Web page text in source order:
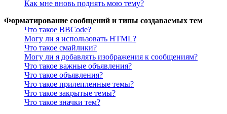
Как мне вновь поднять мою тему?
Форматирование сообщений и типы создаваемых тем
Что такое BBCode?
Могу ли я использовать HTML?
Что такое смайлики?
Могу ли я добавлять изображения к сообщениям?
Что такое важные объявления?
Что такое объявления?
Что такое прилепленные темы?
Что такое закрытые темы?
Что такое значки тем?